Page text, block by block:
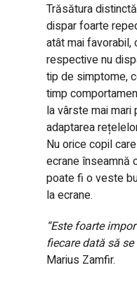
Trăsătura
dispar foarte
atât mai favorabil,
respective nu
tip de simptome,
timp
la vârste mai
adaptarea
Nu orice copil
ecrane înseamnă
poate fi o veste
la ecrane.
“Estefoarte
fiecare dată să
Marius Zamfir.